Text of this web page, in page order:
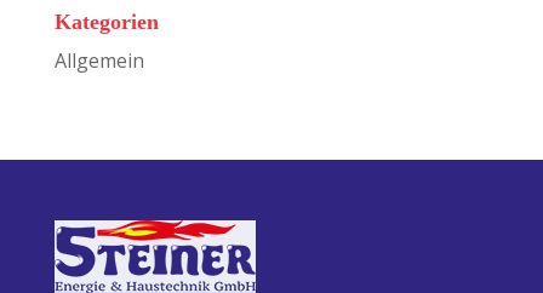
Kategorien
Allgemein